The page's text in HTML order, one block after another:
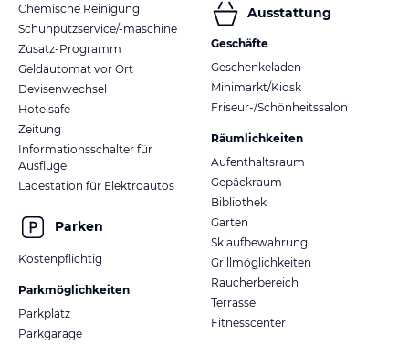
Chemische Reinigung
Schuhputzservice/-maschine
Zusatz-Programm
Geldautomat vor Ort
Devisenwechsel
Hotelsafe
Zeitung
Informationsschalter für
Ausflüge
Ladestation für Elektroautos
Parken
Kostenpflichtig
Parkmöglichkeiten
Parkplatz
Parkgarage
Ausstattung
Geschäfte
Geschenkeladen
Minimarkt/Kiosk
Friseur-/Schönheitssalon
Räumlichkeiten
Aufenthaltsraum
Gepäckraum
Bibliothek
Garten
Skiaufbewahrung
Grillmöglichkeiten
Raucherbereich
Terrasse
Fitnesscenter